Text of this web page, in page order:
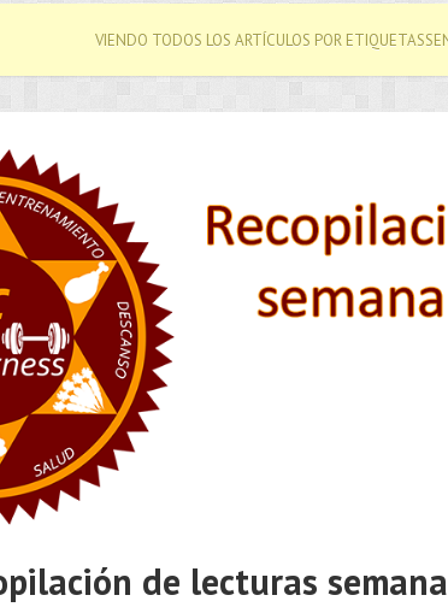
VIENDO TODOS LOS ARTÍCULOS POR
de lecturas